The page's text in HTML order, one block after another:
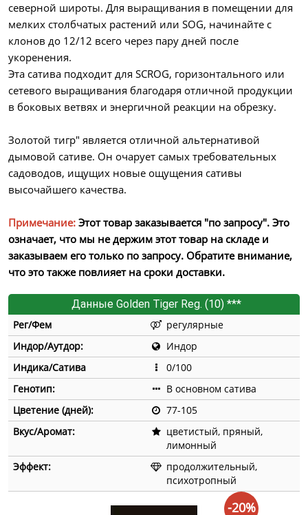
северной широты. Для выращивания в помещении для
мелких столбчатых растений или SOG, начинайте с
клонов до 12/12 всего через пару дней после
укоренения.
Эта сатива подходит для SCROG, горизонтального или
сетевого выращивания благодаря отличной продукции
в боковых ветвях и энергичной реакции на обрезку.
Золотой тигр" является отличной альтернативой
дымовой сативе. Он очарует самых требовательных
садоводов, ищущих новые ощущения сативы
высочайшего качества.
Примечание: Этот товар заказывается "по запросу". Это
означает, что мы не держим этот товар на складе и
заказываем его только по запросу. Обратите внимание,
что это также повлияет на сроки доставки.
Данные Golden Tiger Reg. (10) ***
Рег/Фем
регулярные
Индор/Аутдор:
Индор
Индика/Сатива
0/100
Генотип:
В основном сатива
Цветение (дней):
77-105
Вкус/Аромат:
цветистый, пряный,
лимонный
Эффект:
продолжительный,
психотропный
-20%